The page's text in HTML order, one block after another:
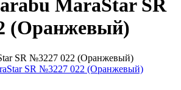
MaraStar SR
(Оранжевый)
SR №3227 022 (Оранжевый)